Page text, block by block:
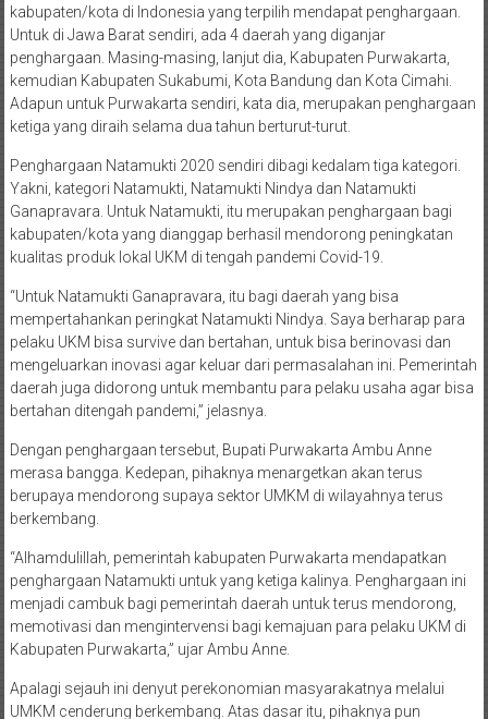
kabupaten/kota di Indonesia yang terpilih mendapat penghargaan.
Untuk di Jawa Barat sendiri, ada 4 daerah yang diganjar
penghargaan. Masing-masing, lanjut dia, Kabupaten Purwakarta,
kemudian Kabupaten Sukabumi, Kota Bandung dan Kota Cimahi.
Adapun untuk Purwakarta sendiri, kata dia, merupakan penghargaan
ketiga yang diraih selama dua tahun berturut-turut.
Penghargaan Natamukti 2020 sendiri dibagi kedalam tiga kategori.
Yakni, kategori Natamukti, Natamukti Nindya dan Natamukti
Ganapravara. Untuk Natamukti, itu merupakan penghargaan bagi
kabupaten/kota yang dianggap berhasil mendorong peningkatan
kualitas produk lokal UKM di tengah pandemi Covid-19.
“Untuk Natamukti Ganapravara, itu bagi daerah yang bisa
mempertahankan peringkat Natamukti Nindya. Saya berharap para
pelaku UKM bisa survive dan bertahan, untuk bisa berinovasi dan
mengeluarkan inovasi agar keluar dari permasalahan ini. Pemerintah
daerah juga didorong untuk membantu para pelaku usaha agar bisa
bertahan ditengah pandemi,” jelasnya.
Dengan penghargaan tersebut, Bupati Purwakarta Ambu Anne
merasa bangga. Kedepan, pihaknya menargetkan akan terus
berupaya mendorong supaya sektor UMKM di wilayahnya terus
berkembang.
“Alhamdulillah, pemerintah kabupaten Purwakarta mendapatkan
penghargaan Natamukti untuk yang ketiga kalinya. Penghargaan ini
menjadi cambuk bagi pemerintah daerah untuk terus mendorong,
memotivasi dan mengintervensi bagi kemajuan para pelaku UKM di
Kabupaten Purwakarta,” ujar Ambu Anne.
Apalagi sejauh ini denyut perekonomian masyarakatnya melalui
UMKM cenderung berkembang. Atas dasar itu, pihaknya pun